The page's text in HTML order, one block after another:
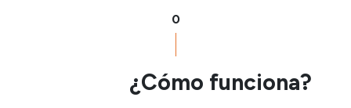
0
¿Cómo funciona?